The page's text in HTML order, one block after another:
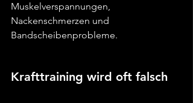
Muskelverspannungen,
Nackenschmerzen und
Bandscheibenprobleme.
Krafttraining wird oft falsch